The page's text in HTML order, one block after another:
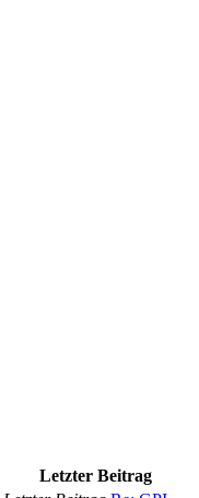
Letzter Beitrag